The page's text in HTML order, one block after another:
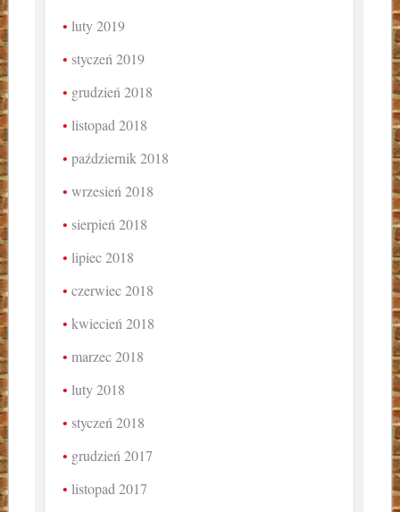
luty 2019
styczeń 2019
grudzień 2018
listopad 2018
październik 2018
wrzesień 2018
sierpień 2018
lipiec 2018
czerwiec 2018
kwiecień 2018
marzec 2018
luty 2018
styczeń 2018
grudzień 2017
listopad 2017